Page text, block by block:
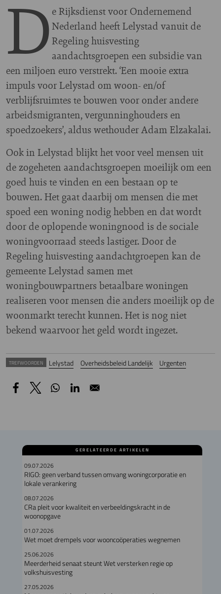
D e Rijksdienst voor Ondernemend
Nederland heeft Lelystad vanuit de
Regeling huisvesting
aandachtsgroepen een subsidie van
een miljoen euro verstrekt. ‘Een mooie extra
impuls voor Lelystad om woon- en/of
verblijfsruimtes te bouwen voor onder andere
arbeidsmigranten, vergunninghouders en
spoedzoekers’, aldus wethouder Adam Elzakalai.
Ook in Lelystad blijkt het voor veel mensen uit
de zogeheten aandachtsgroepen moeilijk om een
goed huis te vinden en een bestaan op te
bouwen. Het gaat daarbij om mensen die met
spoed een woning nodig hebben en dat wordt
door de oplopende woningnood is de sociale
woningvoorraad steeds lastiger. Door de
Regeling huisvesting aandachtgroepen kan de
gemeente Lelystad samen met
woningbouwpartners betaalbare woningen
realiseren voor mensen die anders moeilijk op de
woonmarkt terecht kunnen. Het is nog niet
bekend waarvoor het geld wordt ingezet.
TREFWOORDEN Lelystad Overheidsbeleid Landelijk Urgenten
GERELATEERDE ARTIKELEN
09.07.2026
RIGO: geen verband tussen omvang woningcorporatie en
lokale verankering
08.07.2026
CRa pleit voor kwaliteit en verbeeldingskracht in de
woonopgave
01.07.2026
Wet moet drempels voor wooncoöperaties wegnemen
25.06.2026
Meerderheid senaat steunt Wet versterken regie op
volkshuisvesting
27.05.2026